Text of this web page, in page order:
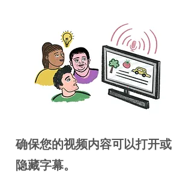
确保您的视频内容可以打开或
隐藏字幕。